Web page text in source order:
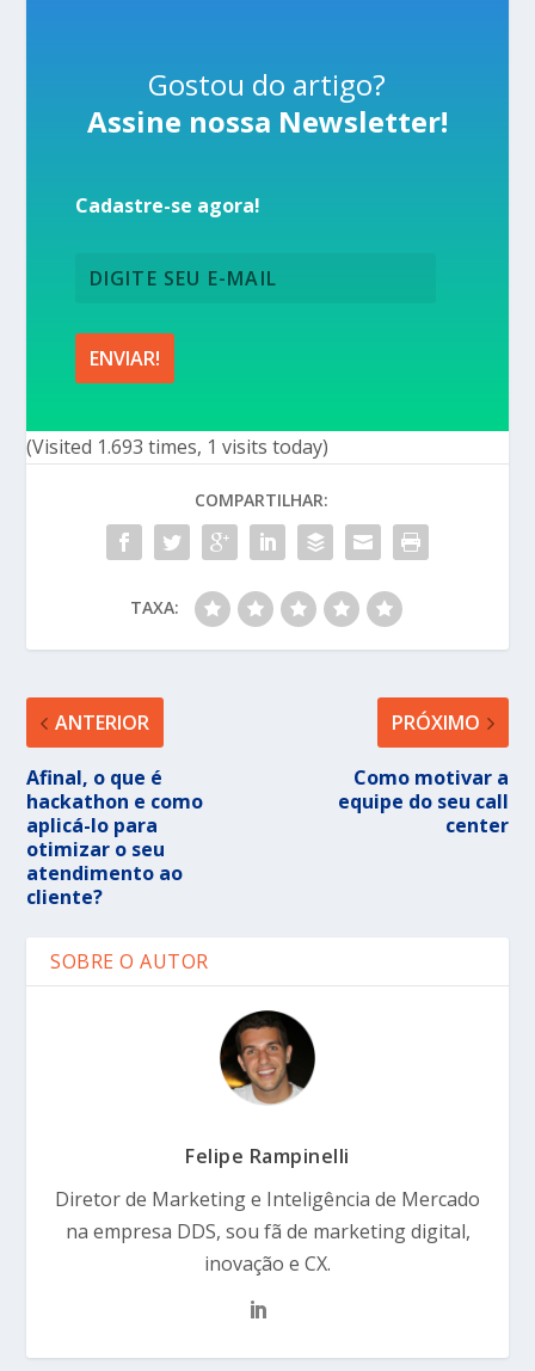
Gostou do artigo?
Assine nossa Newsletter!
Cadastre-se agora!
(Visited 1.693 times, 1 visits today)
COMPARTILHAR:
TAXA:
ANTERIOR
Afinal, o que é
hackathon e como
aplicá-lo para
otimizar o seu
atendimento ao
cliente?
PRÓXIMO
Como motivar a
equipe do seu call
center
SOBRE O AUTOR
Felipe Rampinelli
Diretor de Marketing e Inteligência de Mercado
na empresa DDS, sou fã de marketing digital,
inovação e CX.